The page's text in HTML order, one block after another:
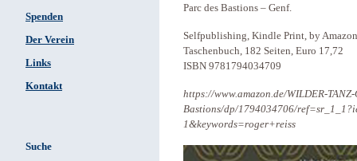
Spenden
Der Verein
Links
Kontakt
Suche
Parc des Bastions – Genf.
Selfpublishing, Kindle Print, by
Taschenbuch, 182 Seiten, Euro 17,72
ISBN 9781794034709
https://www.amazon.de/WILDER-
Bastions/dp/1794034706/
1&keywords=roger+reiss